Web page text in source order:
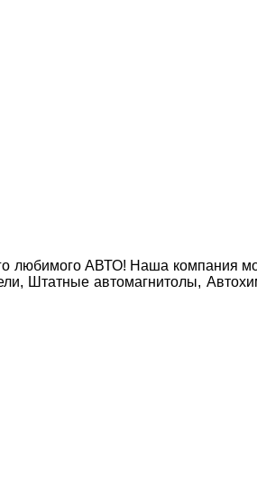
любимого АВТО! Наша компания
Штатные автомагнитолы,